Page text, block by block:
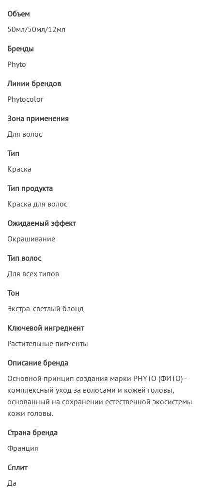
Объем
50мл/50мл/12мл
Бренды
Phyto
Линии брендов
Phytocolor
Зона применения
Для волос
Тип
Краска
Тип продукта
Краска для волос
Ожидаемый эффект
Окрашивание
Тип волос
Для всех типов
Тон
Экстра-светлый блонд
Ключевой ингредиент
Растительные пигменты
Описание бренда
Основной принцип создания марки PHYTO (ФИТО) -
комплексный уход за волосами и кожей головы,
основанный на сохранении естественной экосистемы
кожи головы.
Страна бренда
Франция
Сплит
Да